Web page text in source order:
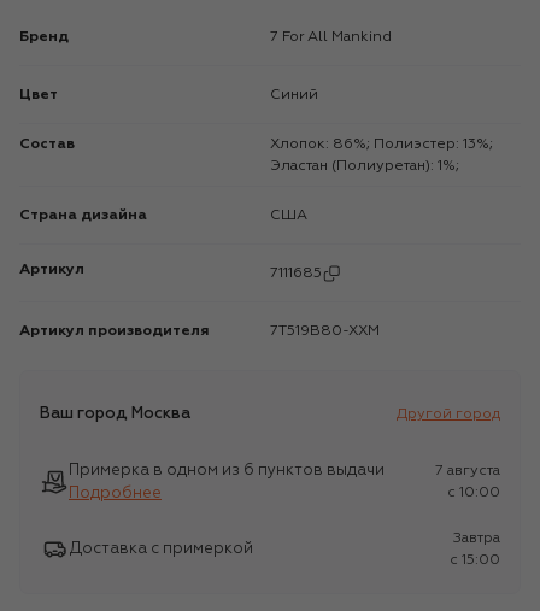
Бренд 7 For All Mankind
Цвет Синий
Состав
Хлопок: 86%; Полиэстер: 13%;
Эластан (Полиуретан): 1%;
Страна дизайна США
Артикул 7111685
Артикул производителя 7T519B80-XXM
Ваш город Москва Другой город
Примерка в одном из 6 пунктов выдачи
Подробнее
7 августа
c 10:00
Доставка с примеркой
Завтра
c 15:00